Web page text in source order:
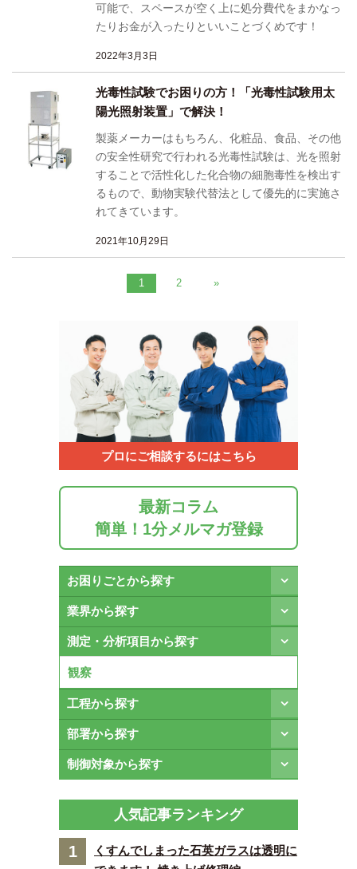
可能で、スペースが空く上に処分費代をまかなっ
たりお金が入ったりといいことづくめです！
2022年3月3日
光毒性試験でお困りの方！「光毒性試験用太
陽光照射装置」で解決！
製薬メーカーはもちろん、化粧品、食品、その他
の安全性研究で行われる光毒性試験は、光を照射
することで活性化した化合物の細胞毒性を検出す
るもので、動物実験代替法として優先的に実施さ
れてきています。
2021年10月29日
1 2 »
プロにご相談するにはこちら
最新コラム
簡単！1分メルマガ登録
お困りごとから探す
業界から探す
測定・分析項目から探す
観察
工程から探す
部署から探す
制御対象から探す
人気記事ランキング
1
くすんでしまった石英ガラスは透明に